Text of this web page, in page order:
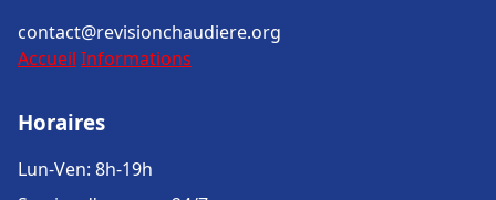
contact@revisionchaudiere.org
Accueil Informations
Horaires
Lun-Ven: 8h-19h